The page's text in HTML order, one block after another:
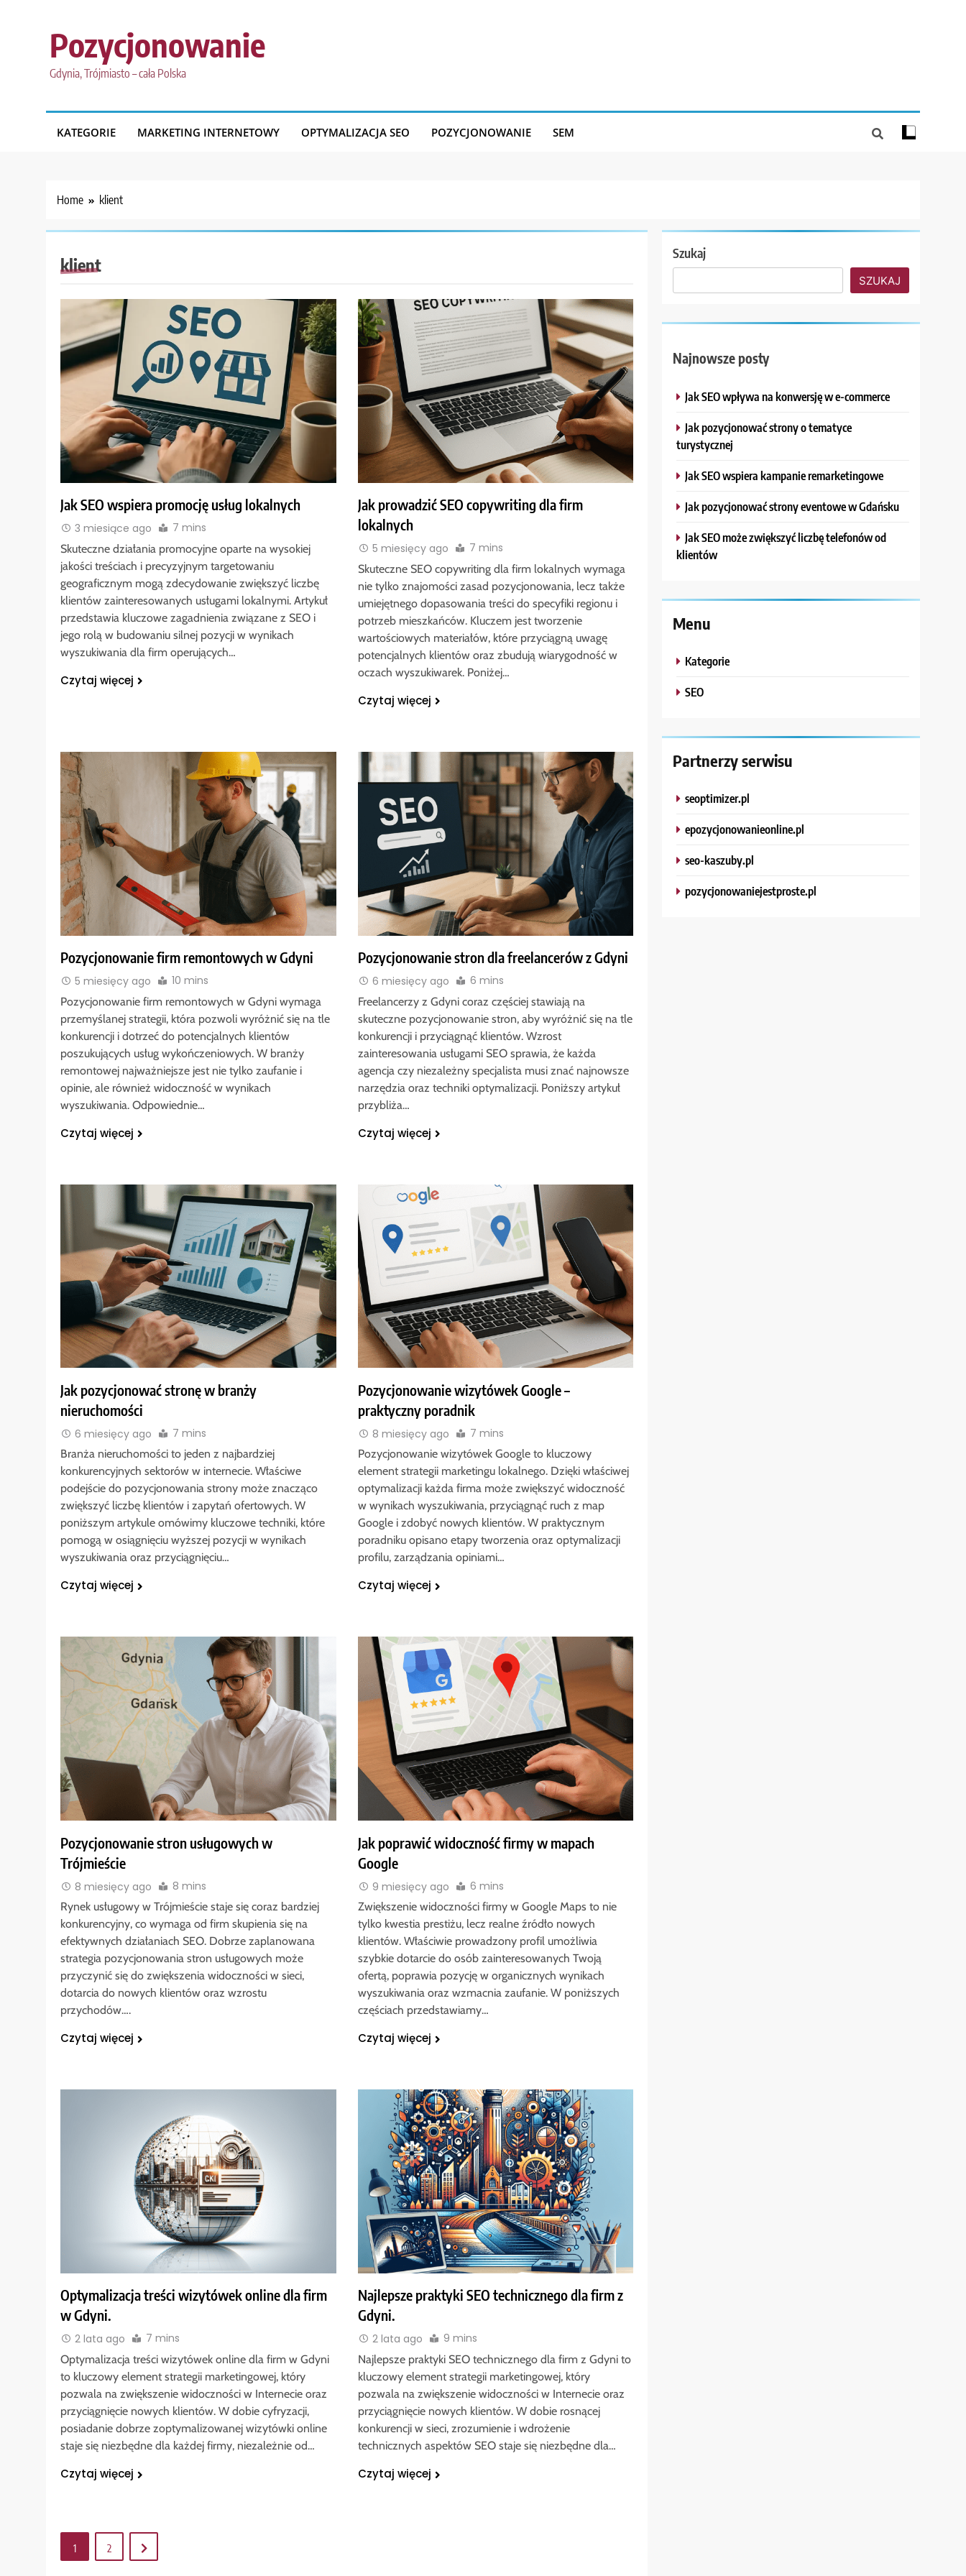
Pozycjonowanie
Gdynia, Trójmiasto – cała Polska
KATEGORIE MARKETING INTERNETOWY OPTYMALIZACJA SEO POZYCJONOWANIE SEM
Home klient
klient
Jak SEO wspiera promocję usług lokalnych
3 miesiące ago 7 mins
Skuteczne działania promocyjne oparte na wysokiej
jakości treściach i precyzyjnym targetowaniu
geograficznym mogą zdecydowanie zwiększyć liczbę
klientów zainteresowanych usługami lokalnymi. Artykuł
przedstawia kluczowe zagadnienia związane z SEO i
jego rolą w budowaniu silnej pozycji w wynikach
wyszukiwania dla firm operujących…
Czytaj więcej
Jak prowadzić SEO copywriting dla firm
lokalnych
5 miesięcy ago 7 mins
Skuteczne SEO copywriting dla firm lokalnych wymaga
nie tylko znajomości zasad pozycjonowania, lecz także
umiejętnego dopasowania treści do specyfiki regionu i
potrzeb mieszkańców. Kluczem jest tworzenie
wartościowych materiałów, które przyciągną uwagę
potencjalnych klientów oraz zbudują wiarygodność w
oczach wyszukiwarek. Poniżej…
Czytaj więcej
Pozycjonowanie firm remontowych w Gdyni
5 miesięcy ago 10 mins
Pozycjonowanie firm remontowych w Gdyni wymaga
przemyślanej strategii, która pozwoli wyróżnić się na tle
konkurencji i dotrzeć do potencjalnych klientów
poszukujących usług wykończeniowych. W branży
remontowej najważniejsze jest nie tylko zaufanie i
opinie, ale również widoczność w wynikach
wyszukiwania. Odpowiednie…
Czytaj więcej
Pozycjonowanie stron dla freelancerów z Gdyni
6 miesięcy ago 6 mins
Freelancerzy z Gdyni coraz częściej stawiają na
skuteczne pozycjonowanie stron, aby wyróżnić się na tle
konkurencji i przyciągnąć klientów. Wzrost
zainteresowania usługami SEO sprawia, że każda
agencja czy niezależny specjalista musi znać najnowsze
narzędzia oraz techniki optymalizacji. Poniższy artykuł
przybliża…
Czytaj więcej
Jak pozycjonować stronę w branży
nieruchomości
6 miesięcy ago 7 mins
Branża nieruchomości to jeden z najbardziej
konkurencyjnych sektorów w internecie. Właściwe
podejście do pozycjonowania strony może znacząco
zwiększyć liczbę klientów i zapytań ofertowych. W
poniższym artykule omówimy kluczowe techniki, które
pomogą w osiągnięciu wyższej pozycji w wynikach
wyszukiwania oraz przyciągnięciu…
Czytaj więcej
Pozycjonowanie wizytówek Google –
praktyczny poradnik
8 miesięcy ago 7 mins
Pozycjonowanie wizytówek Google to kluczowy
element strategii marketingu lokalnego. Dzięki właściwej
optymalizacji każda firma może zwiększyć widoczność
w wynikach wyszukiwania, przyciągnąć ruch z map
Google i zdobyć nowych klientów. W praktycznym
poradniku opisano etapy tworzenia oraz optymalizacji
profilu, zarządzania opiniami…
Czytaj więcej
Pozycjonowanie stron usługowych w
Trójmieście
8 miesięcy ago 8 mins
Rynek usługowy w Trójmieście staje się coraz bardziej
konkurencyjny, co wymaga od firm skupienia się na
efektywnych działaniach SEO. Dobrze zaplanowana
strategia pozycjonowania stron usługowych może
przyczynić się do zwiększenia widoczności w sieci,
dotarcia do nowych klientów oraz wzrostu
przychodów….
Czytaj więcej
Jak poprawić widoczność firmy w mapach
Google
9 miesięcy ago 6 mins
Zwiększenie widoczności firmy w Google Maps to nie
tylko kwestia prestiżu, lecz realne źródło nowych
klientów. Właściwie prowadzony profil umożliwia
szybkie dotarcie do osób zainteresowanych Twoją
ofertą, poprawia pozycję w organicznych wynikach
wyszukiwania oraz wzmacnia zaufanie. W poniższych
częściach przedstawiamy…
Czytaj więcej
Optymalizacja treści wizytówek online dla firm
w Gdyni.
2 lata ago 7 mins
Optymalizacja treści wizytówek online dla firm w Gdyni
to kluczowy element strategii marketingowej, który
pozwala na zwiększenie widoczności w Internecie oraz
przyciągnięcie nowych klientów. W dobie cyfryzacji,
posiadanie dobrze zoptymalizowanej wizytówki online
staje się niezbędne dla każdej firmy, niezależnie od…
Czytaj więcej
Najlepsze praktyki SEO technicznego dla firm z
Gdyni.
2 lata ago 9 mins
Najlepsze praktyki SEO technicznego dla firm z Gdyni to
kluczowy element strategii marketingowej, który
pozwala na zwiększenie widoczności w Internecie oraz
przyciągnięcie nowych klientów. W dobie rosnącej
konkurencji w sieci, zrozumienie i wdrożenie
technicznych aspektów SEO staje się niezbędne dla…
Czytaj więcej
1 2
Szukaj
SZUKAJ
Najnowsze posty
Jak SEO wpływa na konwersję w e-commerce
Jak pozycjonować strony o tematyce
turystycznej
Jak SEO wspiera kampanie remarketingowe
Jak pozycjonować strony eventowe w Gdańsku
Jak SEO może zwiększyć liczbę telefonów od
klientów
Menu
Kategorie
SEO
Partnerzy serwisu
seoptimizer.pl
epozycjonowanieonline.pl
seo-kaszuby.pl
pozycjonowaniejestproste.pl